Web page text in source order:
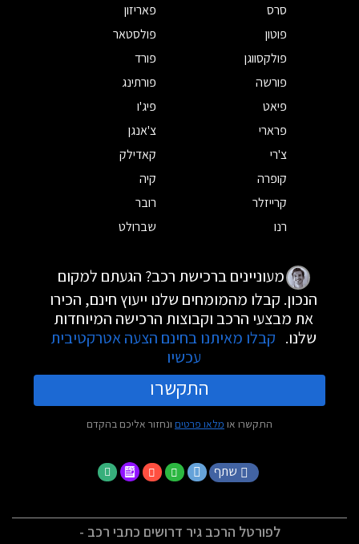
סרס
פאריזון
פוטון
פולסטאר
פולקסווגן
פורד
פורשה
פורתינג
פיאט
פיג'ו
פרארי
צ'אנגן
צ'רי
קאדילק
קופרה
קיה
קרייזלר
רובר
רנו
שברולט
מעוניינים ברכישת רכב? הגעתם למקום
הנכון. קבלו מהמומחים שלנו ייעוץ חינם, הכירו
את מבצעי הרכב וקבוצות הרכישה המיוחדות
שלנו. קבלו מאיתנו בחינם הצעה אטרקטיבית
עכשיו
התקשרו
התקשרו או מלאו פרטים ונחזור אליכם בהקדם
שתף
לפורטל הרכב גיר דרושים כתבי רכב -